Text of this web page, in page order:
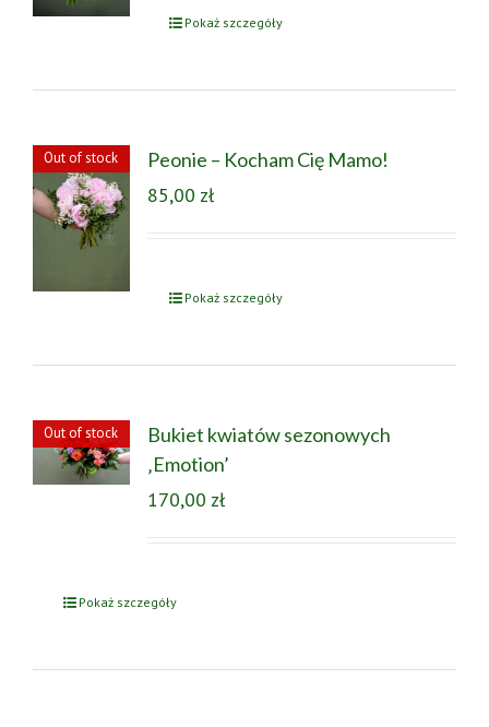
Pokaż szczegóły
Out of stock Peonie – Kocham Cię Mamo!
85,00 zł
Pokaż szczegóły
Out of stock
Bukiet kwiatów sezonowych
‚Emotion’
170,00 zł
Pokaż szczegóły